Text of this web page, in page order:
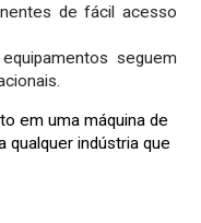
de fácil acesso
seguem
em uma máquina de
qualquer indústria que